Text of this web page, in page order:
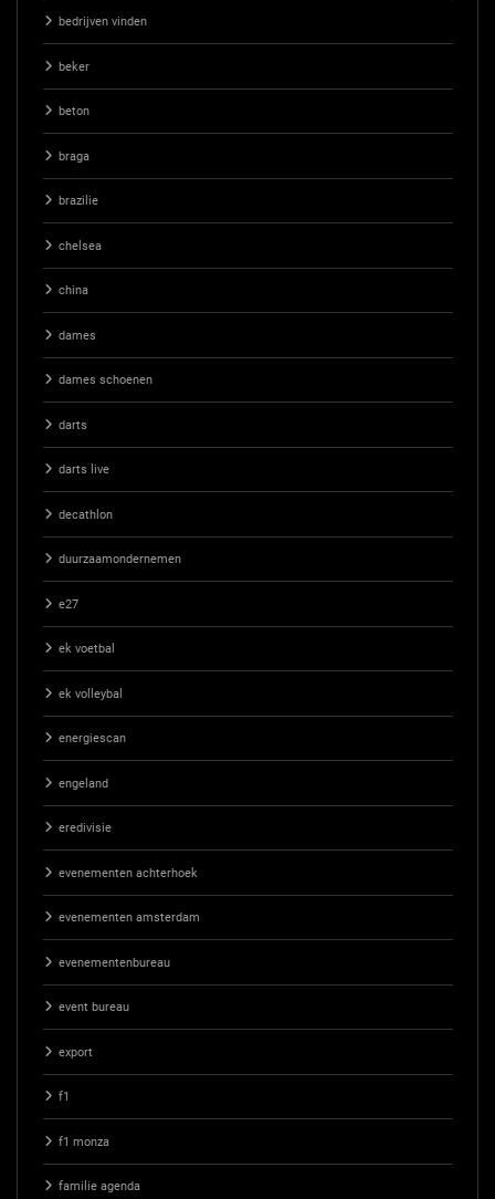
bedrijven vinden
beker
beton
braga
brazilie
chelsea
china
dames
dames schoenen
darts
darts live
decathlon
duurzaamondernemen
e27
ek voetbal
ek volleybal
energiescan
engeland
eredivisie
evenementen achterhoek
evenementen amsterdam
evenementenbureau
event bureau
export
f1
f1 monza
familie agenda